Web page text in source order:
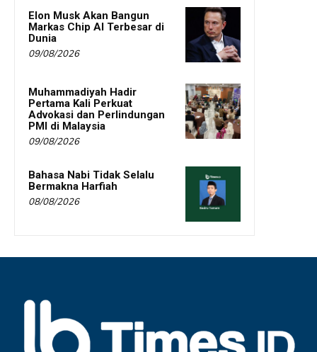
Elon Musk Akan Bangun
Markas Chip AI Terbesar di
Dunia
09/08/2026
Muhammadiyah Hadir
Pertama Kali Perkuat
Advokasi dan Perlindungan
PMI di Malaysia
09/08/2026
Bahasa Nabi Tidak Selalu
Bermakna Harfiah
08/08/2026